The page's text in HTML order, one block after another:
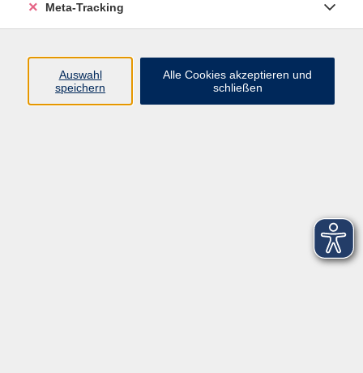
Über uns
Meta-Tracking
Auswahl
speichern
Alle Cookies akzeptieren und
schließen